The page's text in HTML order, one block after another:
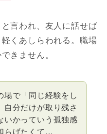
言われ、友人に話せば
軽くあしらわれる。職場
きません。
場で「同じ経験をし
自分だけが取り残さ
いかっていう孤独感
らげたくて…